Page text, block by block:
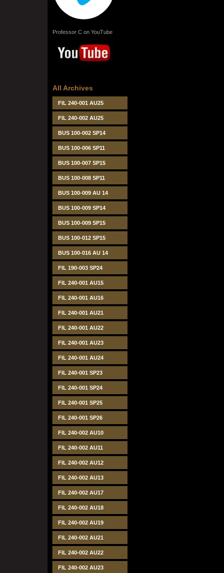
Professor C on YouTube
All Archives
FIL 240-001 AU25
FIL 240-002 AU25
BUS 100-002 SP14
BUS 100-006 SP11
BUS 100-007 SP15
BUS 100-008 SP11
BUS 100-009 AU 14
BUS 100-009 SP14
BUS 100-009 SP15
BUS 100-012 SP15
BUS 100-016 AU 14
FIL 190-003 SP24
FIL 240-001 AU15
FIL 240-001 AU16
FIL 240-001 AU21
FIL 240-001 AU22
FIL 240-001 AU23
FIL 240-001 AU24
FIL 240-001 SP23
FIL 240-001 SP24
FIL 240-001 SP25
FIL 240-001 SP26
FIL 240-002 AU10
FIL 240-002 AU11
FIL 240-002 AU12
FIL 240-002 AU13
FIL 240-002 AU17
FIL 240-002 AU18
FIL 240-002 AU19
FIL 240-002 AU21
FIL 240-002 AU22
FIL 240-002 AU23